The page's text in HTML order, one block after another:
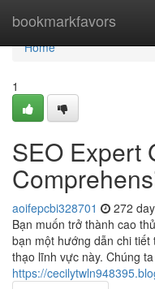
bookmarkfavors
Home
Home
1
SEO Expert
aoifepcbi328701 272
Bạn muốn trở thành cao
bạn một hướng dẫn chi
thạo lĩnh vực này. Chúng
https://